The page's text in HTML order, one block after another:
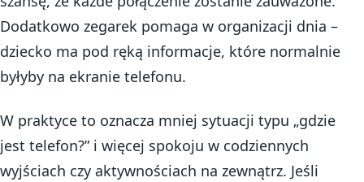
Dodatkowo zegarek pomaga w organizacji dnia –
dziecko ma pod ręką informacje, które normalnie
byłyby na ekranie telefonu.
W praktyce to oznacza mniej sytuacji typu „gdzie
jest telefon?” i więcej spokoju w codziennych
wyjściach czy aktywnościach na zewnątrz. Jeśli